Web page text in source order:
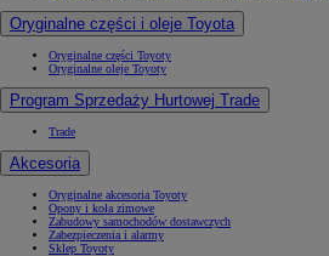
Oryginalne części i oleje Toyota
Oryginalne części Toyoty
Oryginalne oleje Toyoty
Program Sprzedaży Hurtowej Trade
Trade
Akcesoria
Oryginalne akcesoria Toyoty
Opony i koła zimowe
Zabudowy samochodów dostawczych
Zabezpieczenia i alarmy
Sklep Toyoty